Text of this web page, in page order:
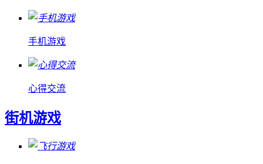
手机游戏
心得交流
街机游戏